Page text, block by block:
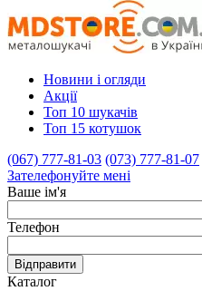
Новини і огляди
Акції
Топ 10 шукачів
Топ 15 котушок
(067) 777-81-03 (073) 777-81-07
Зателефонуйте мені
Ваше ім'я
Телефон
Відправити
Каталог